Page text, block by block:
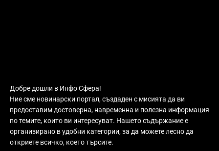
Добре дошли в Инфо Сфера!
Ние сме новинарски портал, създаден с мисията да ви
предоставим достоверна, навременна и полезна информация
по темите, които ви интересуват. Нашето съдържание е
организирано в удобни категории, за да можете лесно да
откриете всичко, което търсите.